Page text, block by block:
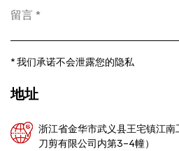
* 我们承诺不会泄露您的隐私
地址
浙江省金华市武义县王宅镇江
刀剪有限公司内第3-4幢）